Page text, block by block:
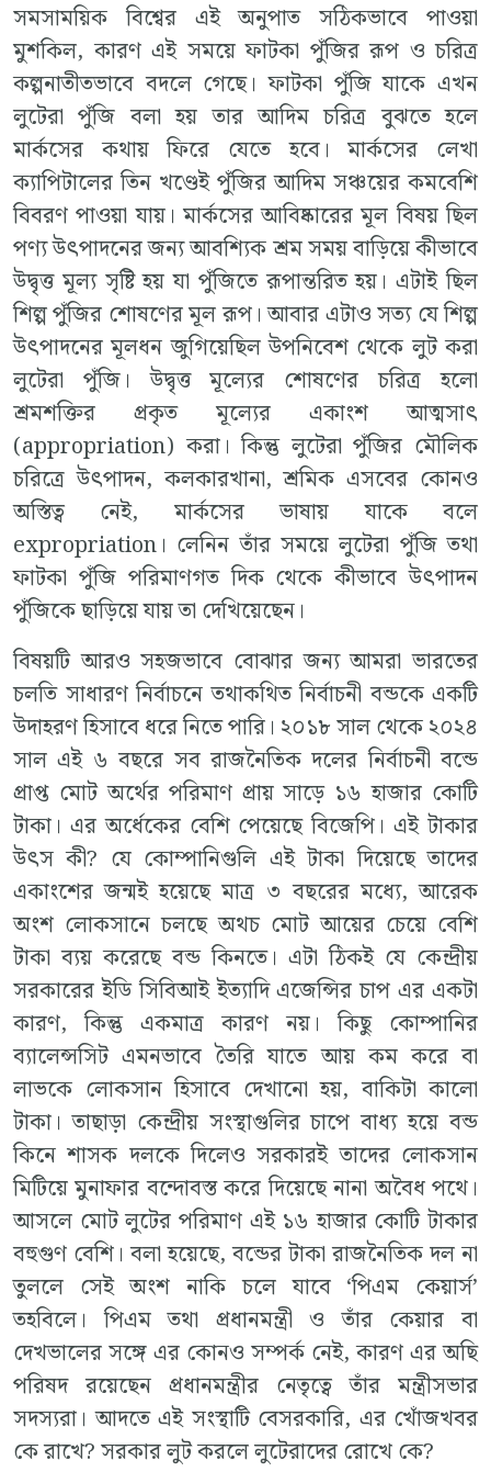
সমসাময়িক বিশ্বের এই অনুপাত সঠিকভাবে পাওয়া
মুশকিল, কারণ এই সময়ে ফাটকা পুঁজির রূপ ও চরিত্র
কল্পনাতীতভাবে বদলে গেছে। ফাটকা পুঁজি যাকে এখন
লুটেরা পুঁজি বলা হয় তার আদিম চরিত্র বুঝতে হলে
মার্কসের কথায় ফিরে যেতে হবে। মার্কসের লেখা
ক্যাপিটালের তিন খণ্ডেই পুঁজির আদিম সঞ্চয়ের কমবেশি
বিবরণ পাওয়া যায়। মার্কসের আবিষ্কারের মূল বিষয় ছিল
পণ্য উৎপাদনের জন্য আবশ্যিক শ্রম সময় বাড়িয়ে কীভাবে
উদ্বৃত্ত মূল্য সৃষ্টি হয় যা পুঁজিতে রূপান্তরিত হয়। এটাই ছিল
শিল্প পুঁজির শোষণের মূল রূপ। আবার এটাও সত্য যে শিল্প
উৎপাদনের মূলধন জুগিয়েছিল উপনিবেশ থেকে লুট করা
লুটেরা পুঁজি। উদ্বৃত্ত মূল্যের শোষণের চরিত্র হলো
শ্রমশক্তির প্রকৃত মূল্যের একাংশ আত্মসাৎ
(appropriation) করা। কিন্তু লুটেরা পুঁজির মৌলিক
চরিত্রে উৎপাদন, কলকারখানা, শ্রমিক এসবের কোনও
অস্তিত্ব নেই, মার্কসের ভাষায় যাকে বলে
expropriation। লেনিন তাঁর সময়ে লুটেরা পুঁজি তথা
ফাটকা পুঁজি পরিমাণগত দিক থেকে কীভাবে উৎপাদন
পুঁজিকে ছাড়িয়ে যায় তা দেখিয়েছেন।
বিষয়টি আরও সহজভাবে বোঝার জন্য আমরা ভারতের
চলতি সাধারণ নির্বাচনে তথাকথিত নির্বাচনী বন্ডকে একটি
উদাহরণ হিসাবে ধরে নিতে পারি। ২০১৮ সাল থেকে ২০২৪
সাল এই ৬ বছরে সব রাজনৈতিক দলের নির্বাচনী বন্ডে
প্রাপ্ত মোট অর্থের পরিমাণ প্রায় সাড়ে ১৬ হাজার কোটি
টাকা। এর অর্ধেকের বেশি পেয়েছে বিজেপি। এই টাকার
উৎস কী? যে কোম্পানিগুলি এই টাকা দিয়েছে তাদের
একাংশের জন্মই হয়েছে মাত্র ৩ বছরের মধ্যে, আরেক
অংশ লোকসানে চলছে অথচ মোট আয়ের চেয়ে বেশি
টাকা ব্যয় করেছে বন্ড কিনতে। এটা ঠিকই যে কেন্দ্রীয়
সরকারের ইডি সিবিআই ইত্যাদি এজেন্সির চাপ এর একটা
কারণ, কিন্তু একমাত্র কারণ নয়। কিছু কোম্পানির
ব্যালেন্সসিট এমনভাবে তৈরি যাতে আয় কম করে বা
লাভকে লোকসান হিসাবে দেখানো হয়, বাকিটা কালো
টাকা। তাছাড়া কেন্দ্রীয় সংস্থাগুলির চাপে বাধ্য হয়ে বন্ড
কিনে শাসক দলকে দিলেও সরকারই তাদের লোকসান
মিটিয়ে মুনাফার বন্দোবস্ত করে দিয়েছে নানা অবৈধ পথে।
আসলে মোট লুটের পরিমাণ এই ১৬ হাজার কোটি টাকার
বহুগুণ বেশি। বলা হয়েছে, বন্ডের টাকা রাজনৈতিক দল না
তুললে সেই অংশ নাকি চলে যাবে ‘পিএম কেয়ার্স’
তহবিলে। পিএম তথা প্রধানমন্ত্রী ও তাঁর কেয়ার বা
দেখভালের সঙ্গে এর কোনও সম্পর্ক নেই, কারণ এর অছি
পরিষদ রয়েছেন প্রধানমন্ত্রীর নেতৃত্বে তাঁর মন্ত্রীসভার
সদস্যরা। আদতে এই সংস্থাটি বেসরকারি, এর খোঁজখবর
কে রাখে? সরকার লুট করলে লুটেরাদের রোখে কে?